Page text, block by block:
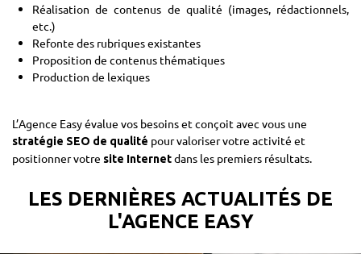
Réalisation de contenus de qualité (images, rédactionnels,
etc.)
Refonte des rubriques existantes
Proposition de contenus thématiques
Production de lexiques
L’Agence Easy évalue vos besoins et conçoit avec vous une
stratégie SEO de qualité pour valoriser votre activité et
positionner votre site Internetdans les premiers résultats.
LES DERNIÈRES ACTUALITÉS DE
L'AGENCE EASY